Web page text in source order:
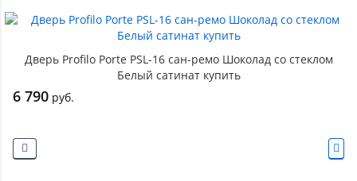
Дверь Profilo Porte PSL-16 сан-ремо Шоколад со стеклом
Белый сатинат купить
6 790 руб.